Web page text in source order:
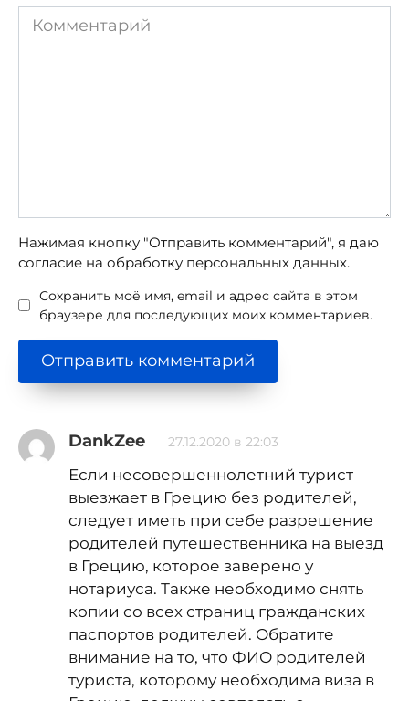
Комментарий
Нажимая кнопку "Отправить комментарий", я даю
согласие на обработку персональных данных.
Сохранить моё имя, email и адрес сайта в этом
браузере для последующих моих комментариев.
DankZee 27.12.2020 в 22:03
Если несовершеннолетний турист
выезжает в Грецию без родителей,
следует иметь при себе разрешение
родителей путешественника на выезд
в Грецию, которое заверено у
нотариуса. Также необходимо снять
копии со всех страниц гражданских
паспортов родителей. Обратите
внимание на то, что ФИО родителей
туриста, которому необходима виза в